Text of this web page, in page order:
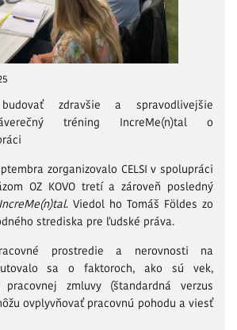
zdravšie a spravodlivejšie
tréning IncreMe(n)tal o
zorganizovalo CELSI v spolupráci
OZ KOVO tretí a zároveň posledný
IncreMe(n)tal. Viedol ho Tomáš Földes zo
strediska pre ľudské práva.
prostredie a nerovnosti na
sa o faktoroch, ako sú vek,
zmluvy (štandardná verzus
ovplyvňovať pracovnú pohodu a viesť